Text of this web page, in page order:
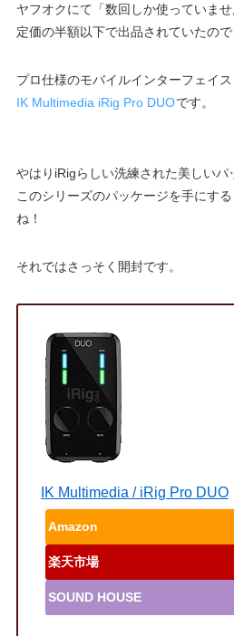
ヤフオクにて「数回しか使っていま
定価の半額以下で出品されていたので
プロ仕様のモバイルインターフェイス
IK Multimedia iRig Pro DUOです。
やはりiRigらしい洗練された美しいパ
このシリーズのパッケージを手にす
ね！
それではさっそく開封です。
IK Multimedia / iRig Pro DUO
Amazon
楽天市場
SOUND HOUSE